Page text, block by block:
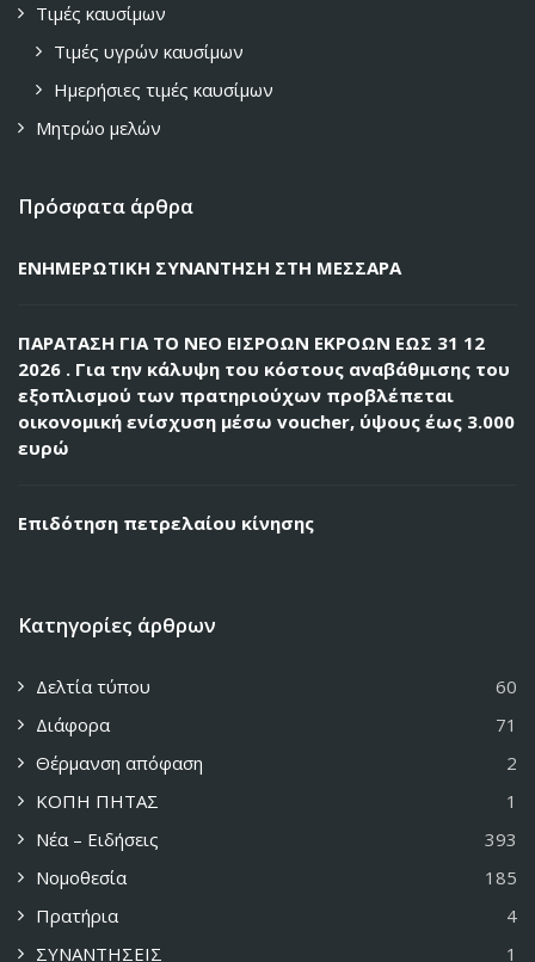
Τιμές καυσίμων
Τιμές υγρών καυσίμων
Ημερήσιες τιμές καυσίμων
Μητρώο μελών
Πρόσφατα άρθρα
ΕΝΗΜΕΡΩΤΙΚΗ ΣΥΝΑΝΤΗΣΗ ΣΤΗ ΜΕΣΣΑΡΑ
ΠΑΡΑΤΑΣΗ ΓΙΑ ΤΟ ΝΕΟ ΕΙΣΡΟΩΝ ΕΚΡΟΩΝ ΕΩΣ 31 12
2026 . Για την κάλυψη του κόστους αναβάθμισης του
εξοπλισμού των πρατηριούχων προβλέπεται
οικονομική ενίσχυση μέσω voucher, ύψους έως 3.000
ευρώ
Επιδότηση πετρελαίου κίνησης
Κατηγορίες άρθρων
Δελτία τύπου
60
Διάφορα
71
Θέρμανση απόφαση
2
ΚΟΠΗ ΠΗΤΑΣ
1
Νέα – Ειδήσεις
393
Νομοθεσία
185
Πρατήρια
4
ΣΥΝΑΝΤΗΣΕΙΣ
1